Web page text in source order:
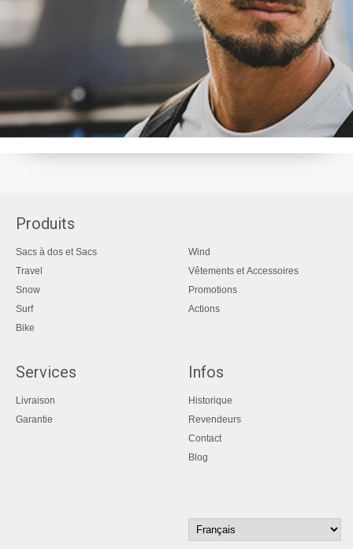
Produits
Sacs à dos et Sacs
Travel
Snow
Surf
Bike
Wind
Vêtements et Accessoires
Promotions
Actions
Services
Livraison
Garantie
Infos
Historique
Revendeurs
Contact
Blog